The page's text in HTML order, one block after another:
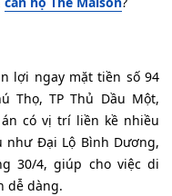
lợi ngay mặt tiền số 94
Thọ, TP Thủ Dầu Một,
có vị trí liền kề nhiều
Đại Lộ Bình Dương,
30/4, giúp cho việc di
dễ dàng.